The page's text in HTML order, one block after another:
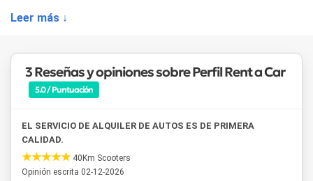
negocios.
Alquiler de camionetas 4x4
Salta.
Servicios corporativos para empresas
Alquiler de GPS y accesorios de viaje
Sillas y sistemas de seguridad para bebés
Leer más ↓
3 Reseñas y opiniones sobre Perfil Rent a Car
5.0 / Puntuación
EL SERVICIO DE ALQUILER DE AUTOS ES DE PRIMERA
CALIDAD.
40Km Scooters
Opinión escrita 02-12-2026